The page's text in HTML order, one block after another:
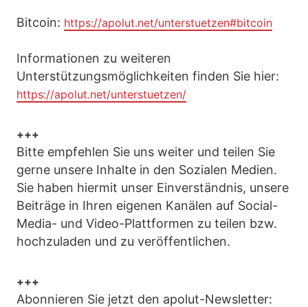
Bitcoin: https://apolut.net/unterstuetzen#bitcoin
Informationen zu weiteren
Unterstützungsmöglichkeiten finden Sie hier:
https://apolut.net/unterstuetzen/
+++
Bitte empfehlen Sie uns weiter und teilen Sie
gerne unsere Inhalte in den Sozialen Medien.
Sie haben hiermit unser Einverständnis, unsere
Beiträge in Ihren eigenen Kanälen auf Social-
Media- und Video-Plattformen zu teilen bzw.
hochzuladen und zu veröffentlichen.
+++
Abonnieren Sie jetzt den apolut-Newsletter: